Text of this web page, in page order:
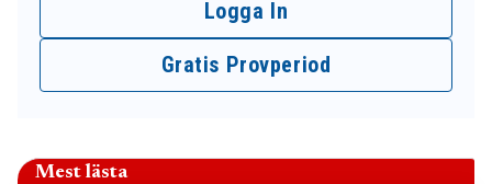
Logga In
Gratis Provperiod
Mest lästa